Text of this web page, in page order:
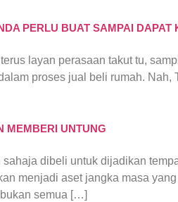
PERLU BUAT SAMPAI DAPAT
layan perasaan takut tu,
proses jual beli rumah.
MEMBERI UNTUNG
dibeli untuk dijadikan
menjadi aset jangka masa
semua […]